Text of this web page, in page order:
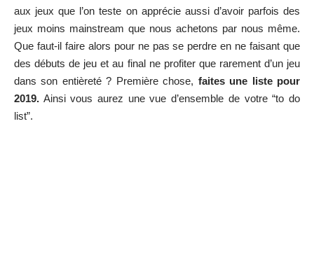
aux jeux que l’on teste on apprécie aussi d’avoir parfois des
jeux moins mainstream que nous achetons par nous même.
Que faut-il faire alors pour ne pas se perdre en ne faisant que
des débuts de jeu et au final ne profiter que rarement d’un jeu
dans son entièreté ? Première chose, faites une liste pour
2019. Ainsi vous aurez une vue d’ensemble de votre “to do
list”.